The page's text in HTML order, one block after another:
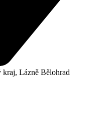
kraj, Lázně Bělohrad